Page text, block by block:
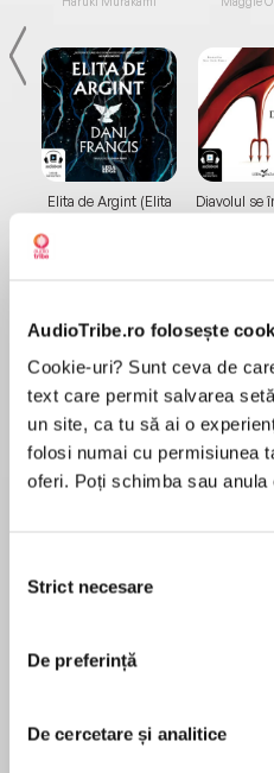
AudioTribe.ro folosește
Cookie-uri? Sunt ceva de
text care permit salvarea
un site, ca tu să ai o
folosi numai cu permisiunea
oferi. Poți schimba sau anula
consimțământului
Strict necesare
De preferință
De cercetare și analitice
Elita de Argint (Elita
de...
Diavolul se
Despre carte
„Daisy era total
americană amatoare de
simţea aproape
formula care i se putea
încântător nas pe care-
întrebă care să fi fost
cu o drăgălaşă
Curând se dovedi că
Traducător: Antoaneta
pentru această carte
Henry James